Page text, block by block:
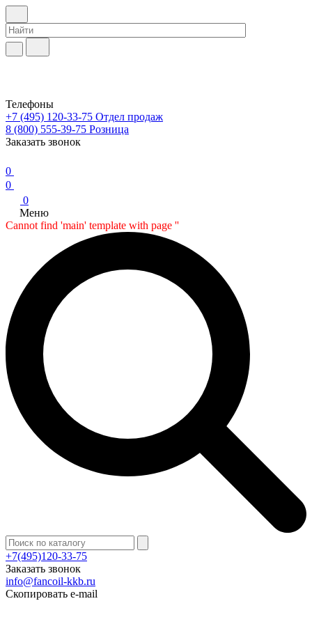
Телефоны
+7 (495) 120-33-75 Отдел продаж
8 (800) 555-39-75 Розница
Заказать звонок
0
0
0
Меню
Cannot find 'main' template with page ''
+7(495)120-33-75
Заказать звонок
info@fancoil-kkb.ru
Скопировать e-mail